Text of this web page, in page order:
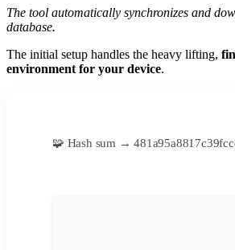
The tool automatically synchronizes and
database.
The initial setup handles the heavy lifting,
environment for your device.
🧩 Hash sum →